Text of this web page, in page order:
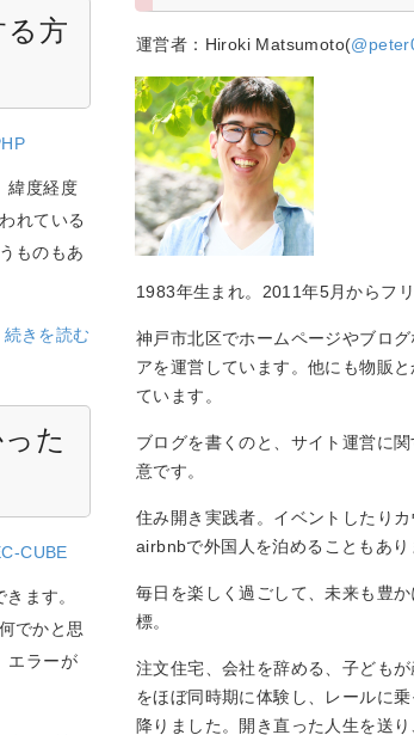
る方
緯度経度
れている
ものもあ
続きを読む
た
CUBE
ます。
でかと思
エラーが
運営者：Hiroki Matsumoto(
1983年生まれ。2011年5月からフリ
神戸市北区でホームページやブロ
アを運営しています。他にも物販
ています。
ブログを書くのと、サイト運営に
意です。
住み開き実践者。イベントしたり
airbnbで外国人を泊めることもあり
毎日を楽しく過ごして、未来も豊
標。
注文住宅、会社を辞める、子ども
をほぼ同時期に体験し、レールに
降りました。開き直った人生を送